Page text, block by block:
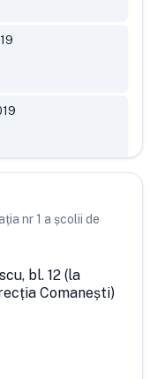
nr 1 a școlii de
bl. 12 (la
Comanești)